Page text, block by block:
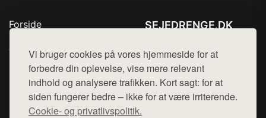
Vi bruger cookies på vores hjemmeside for at
forbedre din oplevelse, vise mere relevant
indhold og analysere trafikken. Kort sagt: for at
siden fungerer bedre – ikke for at være irriterende.
Cookie- og privatlivspolitik.
Forside
Top Rabatter
Kontakt
SEJEDRENGE.DK
Mail: hej@want.dk
Cookie- og privatlivspolitik